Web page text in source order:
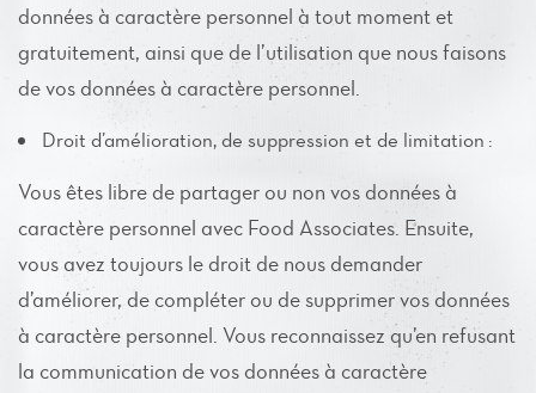
données à caractère personnel à tout moment et
gratuitement, ainsi que de l’utilisation que nous faisons
de vos données à caractère personnel.
Droit d’amélioration, de suppression et de limitation :
Vous êtes libre de partager ou non vos données à
caractère personnel avec Food Associates. Ensuite,
vous avez toujours le droit de nous demander
d’améliorer, de compléter ou de supprimer vos données
à caractère personnel. Vous reconnaissez qu’en refusant
la communication de vos données à caractère